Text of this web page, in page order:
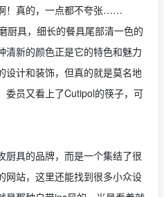
！真的，一点都不夸张……
厨具，细长的餐具尾部清一色的
清新的颜色正是它的特色和魅力
设计和装饰，但真的就是莫名地
委员又看上了Cutipol的筷子，可
厨具的品牌，而是一个集结了很
网站，这里还能找到很多小众设